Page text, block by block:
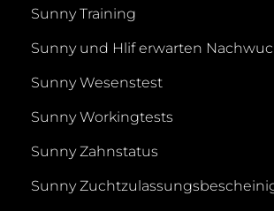
Sunny Training
Sunny und Hlif erwarten
Sunny Wesenstest
Sunny Workingtests
Sunny Zahnstatus
Sunny